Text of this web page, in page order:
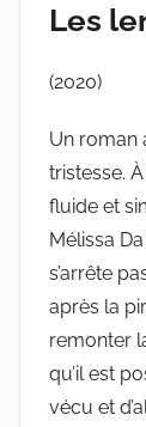
Les
(2020)
Un roman
tristesse.
fluide et
Mélissa
s’arrête
après la
remonter
qu’il est
vécu et